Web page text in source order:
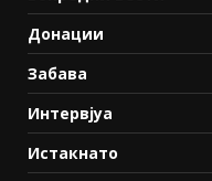
Донации
Забава
Интервјуа
Истакнато